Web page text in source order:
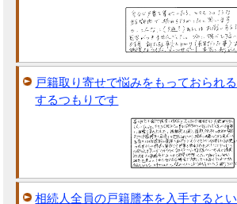
戸籍取り寄せで悩みをもっておられ
するつもりです
相続人全員の戸籍謄本を入手すると